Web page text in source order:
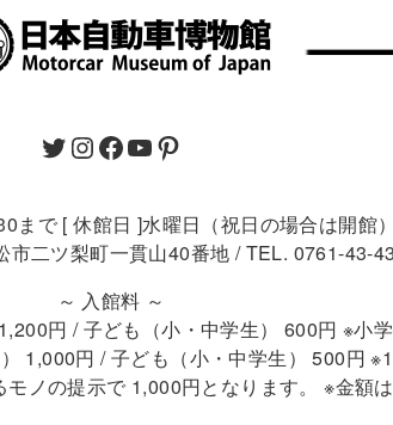
まで [ 休館日 ]水曜日（祝日の場合は開館
市二ツ梨町一貫山40番地 / TEL. 0761-43-
～ 入館料 ～
円 / 子ども（小・中学生） 600円 ※小
1,000円 / 子ども（小・中学生） 500円
ノの提示で 1,000円となります。 ※金額